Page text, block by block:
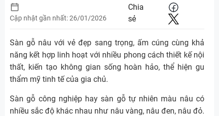
Cập nhật gần nhất: 26/01/2026
Chia
sẻ
Sàn gỗ nâu với vẻ đẹp sang trọng, ấm cúng cùng khả
năng kết hợp linh hoạt với nhiều phong cách thiết kế nội
thất, kiến tạo không gian sống hoàn hảo, thể hiện gu
thẩm mỹ tinh tế của gia chủ.
Sàn gỗ công nghiệp hay sàn gỗ tự nhiên màu nâu có
nhiều sắc độ khác nhau như nâu vàng, nâu đen, nâu đỏ.